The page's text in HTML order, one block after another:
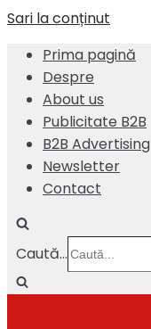
Sari la conținut
Prima pagină
Despre
About us
Publicitate B2B
B2B Advertising
Newsletter
Contact
Caută...